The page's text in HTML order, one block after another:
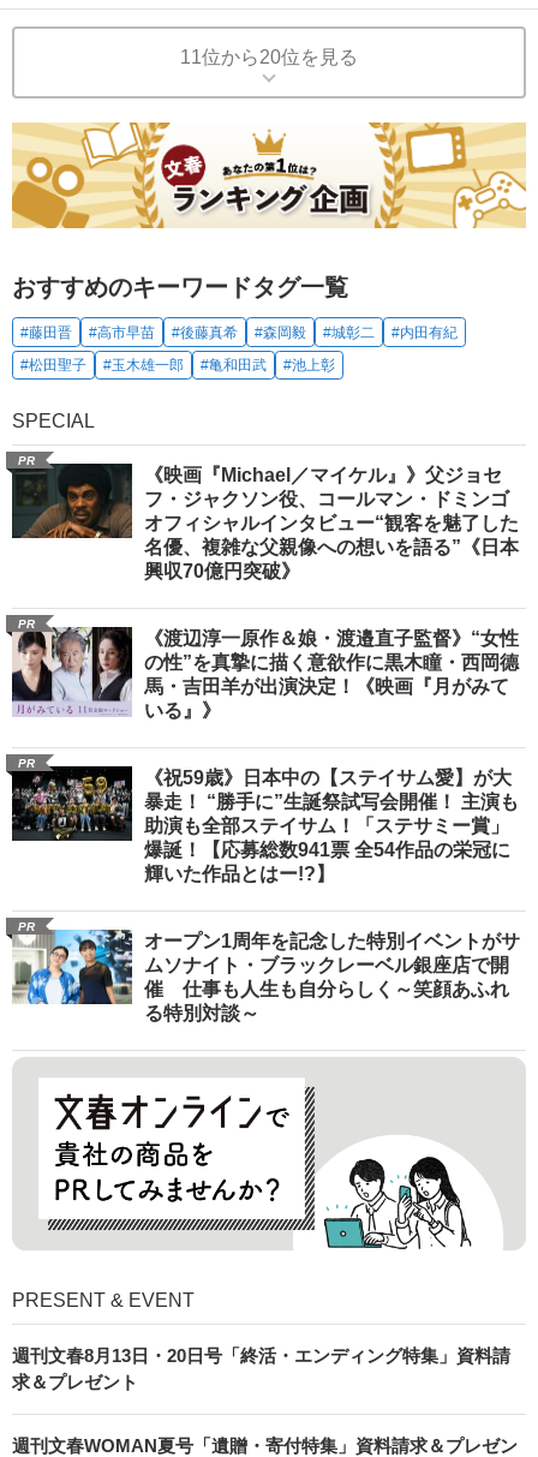
11位から20位を見る
おすすめのキーワードタグ一覧
#藤田晋 #高市早苗 #後藤真希 #森岡毅 #城彰二
#内田有紀
#松田聖子
#玉木雄一郎 #亀和田武 #池上彰
SPECIAL
PR
《映画『Michael／マイケル』》父ジョセ
フ・ジャクソン役、コールマン・ドミンゴ
オフィシャルインタビュー“観客を魅了した
名優、複雑な父親像への想いを語る”《日本
興収70億円突破》
PR
《渡辺淳一原作＆娘・渡邉直子監督》“女性
の性”を真摯に描く意欲作に黒木瞳・西岡德
馬・吉田羊が出演決定！《映画『月がみて
いる』》
PR
《祝59歳》日本中の【ステイサム愛】が大
暴走！ “勝手に”生誕祭試写会開催！ 主演も
助演も全部ステイサム！「ステサミー賞」
爆誕！【応募総数941票 全54作品の栄冠に
輝いた作品とはー!?】
PR
オープン1周年を記念した特別イベントがサ
ムソナイト・ブラックレーベル銀座店で開
催 仕事も人生も自分らしく～笑顔あふれ
る特別対談～
PRESENT & EVENT
週刊文春8月13日・20日号「終活・エンディング特集」資料請
求＆プレゼント
週刊文春WOMAN夏号「遺贈・寄付特集」資料請求＆プレゼン